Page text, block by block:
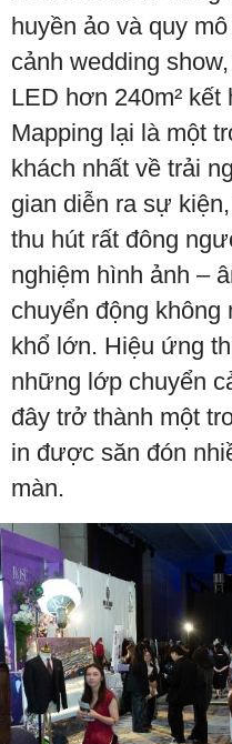
huyền ảo và quy
cảnh wedding
LED hơn 240m²
Mapping lại là một
khách nhất về trải
gian diễn ra sự
thu hút rất đông
nghiệm hình ảnh –
chuyển động
khổ lớn. Hiệu ứng
những lớp chuyển
đây trở thành một
in được săn đón
màn.